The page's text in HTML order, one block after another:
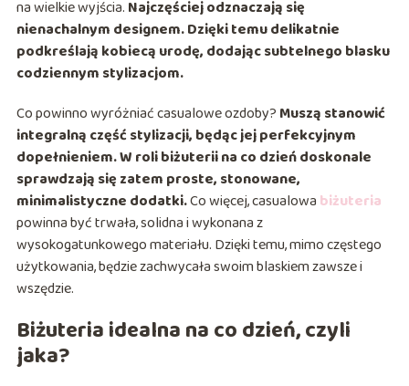
na wielkie wyjścia. Najczęściej odznaczają się
nienachalnym designem. Dzięki temu delikatnie
podkreślają kobiecą urodę, dodając subtelnego blasku
codziennym stylizacjom.
Co powinno wyróżniać casualowe ozdoby? Muszą stanowić
integralną część stylizacji, będąc jej perfekcyjnym
dopełnieniem. W roli biżuterii na co dzień doskonale
sprawdzają się zatem proste, stonowane,
minimalistyczne dodatki.Co więcej, casualowa biżuteria
powinna być trwała, solidna i wykonana z
wysokogatunkowego materiału. Dzięki temu, mimo częstego
użytkowania, będzie zachwycała swoim blaskiem zawsze i
wszędzie.
Biżuteria idealna na co dzień, czyli
jaka?